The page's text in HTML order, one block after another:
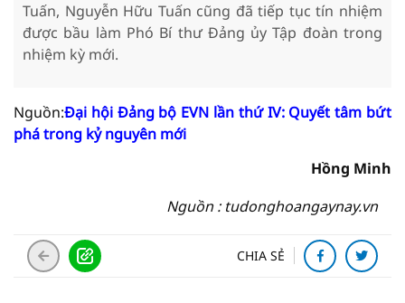
Tuấn, Nguyễn Hữu Tuấn cũng đã tiếp tục tín nhiệm
được bầu làm Phó Bí thư Đảng ủy Tập đoàn trong
nhiệm kỳ mới.
Nguồn:Đại hội Đảng bộ EVN lần thứ IV: Quyết tâm bứt
phá trong kỷ nguyên mới
Hồng Minh
Nguồn : tudonghoangaynay.vn
CHIA SẺ